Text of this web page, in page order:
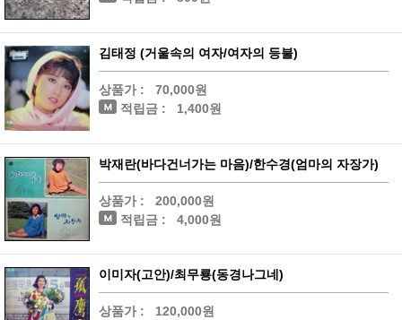
김태정 (거울속의 여자/여자의 등불)
상품가 :
70,000원
적립금 :
1,400원
박재란(바다건너가는 마음)/한수경(엄마의 자장가)
상품가 :
200,000원
적립금 :
4,000원
이미자(고안)/최무룡(동경나그네)
상품가 :
120,000원